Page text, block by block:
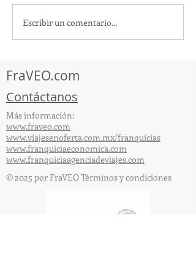
TourTravelynByFraveo
participó en la
Escribir un comentario...
FraVEO.com
Contáctanos
Más información:
www.fraveo.com
www.viajesenoferta.com.mx/franquicias
www.franquiciaeconomica.com
www.franquiciaagenciadeviajes.com
© 2025 por FraVEO Términos y condiciones